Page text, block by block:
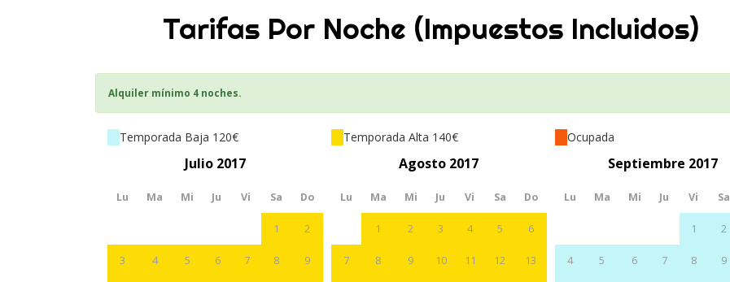
Tarifas Por Noche (Impuestos Incluidos)
Alquiler mínimo 4 noches.
Temporada Baja 120€ Temporada Alta 140€ Ocupada
Julio 2017
Lu Ma Mi Ju Vi Sa Do
1 2
3 4 5 6 7 8 9
Agosto 2017
Lu Ma Mi Ju Vi Sa Do
1 2 3 4 5 6
7 8 9 10 11 12 13
Septiembre 2017
Lu Ma Mi Ju Vi Sa
1 2
4 5 6 7 8 9